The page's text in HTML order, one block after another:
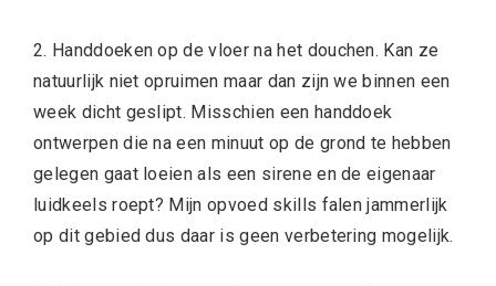
2. Handdoeken op de vloer na het douchen. Kan ze
natuurlijk niet opruimen maar dan zijn we binnen een
week dicht geslipt. Misschien een handdoek
ontwerpen die na een minuut op de grond te hebben
gelegen gaat loeien als een sirene en de eigenaar
luidkeels roept? Mijn opvoed skills falen jammerlijk
op dit gebied dus daar is geen verbetering mogelijk.